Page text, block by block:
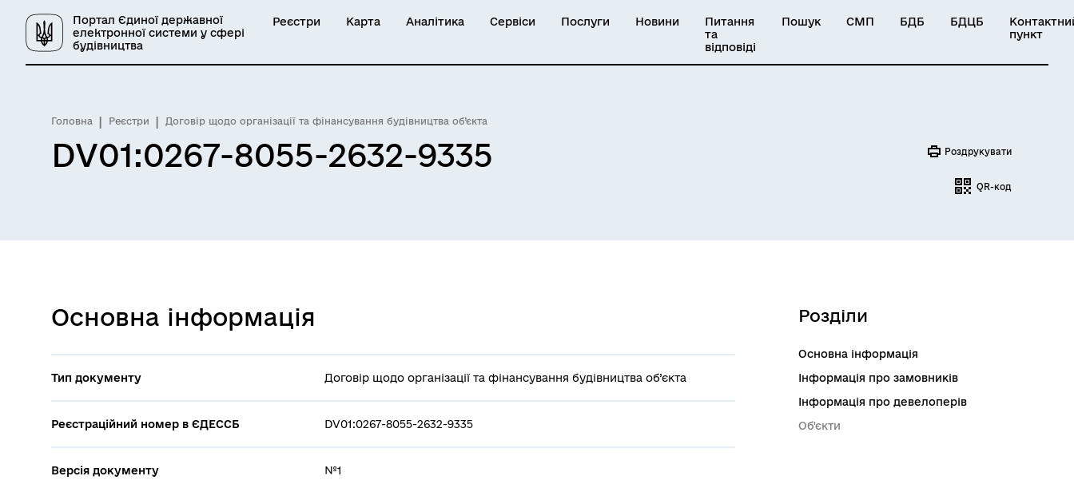
Портал Єдиної державної
електронної системи у сфері
будівництва
Реєстри Карта Аналітика Сервіси Послуги Новини
Питання
та
відповіді
Пошук СМП БДБ БДЦБ
пункт
Головна Реєстри Договір щодо організації та фінансування будівництва об’єкта
DV01:0267-8055-2632-9335 Роздрукувати
QR-код
Основна інформація
Тип документу Договір щодо організації та фінансування будівництва об’єкта
Реєстраційний номер в ЄДЕССБ DV01:0267-8055-2632-9335
Версія документу №1
Розділи
Основна інформація
Інформація про замовників
Інформація про девелоперів
Об'єкти